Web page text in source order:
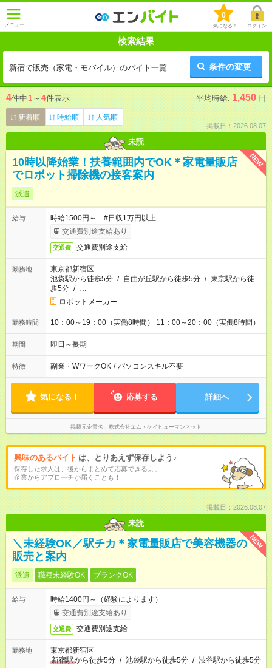
メニュー
0
気になる！ ログイン
検索結果
新宿で販売（家電・モバイル）のバイト一覧 条件の変更
4件中1 ～ 4件表示 平均時給: 1,450 円
新着順 時給順 人気順
掲載日：2026.08.07
未読
NEW
10時以降始業！扶養範囲内でOK＊家電量販店
でロボット掃除機の接客案内
派遣
給与
時給1500円～ #日収1万円以上
交通費別途支給あり
交通費 交通費別途支給
勤務地
東京都新宿区
池袋駅から徒歩5分 / 自由が丘駅から徒歩5分 / 東京駅から徒
歩5分 / …
ロボットメーカー
勤務時間 10：00～19：00（実働8時間） 11：00～20：00（実働8時間）
期間 即日～長期
特徴 副業・WワークOK / パソコンスキル不要
気になる！ 応募する 詳細へ
掲載元企業名 株式会社エム・ケイヒューマンネット
興味のあるバイト は、とりあえず保存しよう♪
保存した求人は、後からまとめて応募できるよ。
企業からアプローチが届くことも！
掲載日：2026.08.07
未読
NEW
＼未経験OK／駅チカ＊家電量販店で美容機器の
販売と案内
派遣 職種未経験OK ブランクOK
給与
時給1400円～（経験によります）
交通費別途支給あり
交通費 交通費別途支給
勤務地
東京都新宿区
新宿駅から徒歩5分 / 池袋駅から徒歩5分 / 渋谷駅から徒歩5分